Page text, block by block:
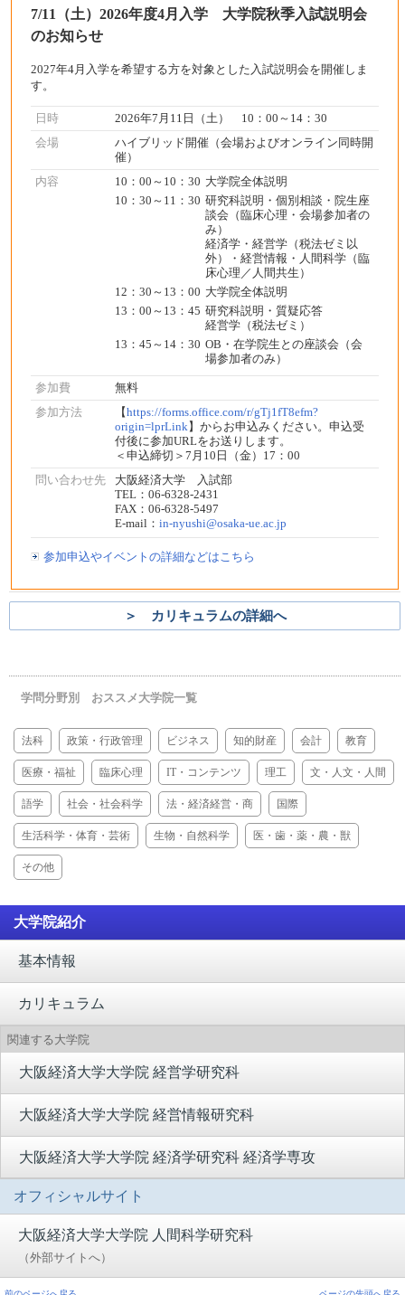
7/11（土）2026年度4月入学 大学院秋季入試説明会
のお知らせ
2027年4月入学を希望する方を対象とした入試説明会を開催しま
す。
日時
2026年7月11日（土） 10：00～14：30
会場
ハイブリッド開催（会場およびオンライン同時開
催）
内容
10：00～10：30 大学院全体説明
10：30～11：30 研究科説明・個別相談・院生座
談会（臨床心理・会場参加者の
み）
経済学・経営学（税法ゼミ以
外）・経営情報・人間科学（臨
床心理／人間共生）
12：30～13：00 大学院全体説明
13：00～13：45 研究科説明・質疑応答
経営学（税法ゼミ）
13：45～14：30 OB・在学院生との座談会（会
場参加者のみ）
参加費
無料
参加方法
【https://forms.office.com/r/gTj1fT8efm?
origin=lprLink】からお申込みください。申込受
付後に参加URLをお送りします。
＜申込締切＞7月10日（金）17：00
問い合わせ先
大阪経済大学 入試部
TEL：06-6328-2431
FAX：06-6328-5497
E-mail： in-nyushi@osaka-ue.ac.jp
参加申込やイベントの詳細などはこちら
＞ カリキュラムの詳細へ
学問分野別 おススメ大学院一覧
法科 政策・行政管理 ビジネス 知的財産 会計 教育
医療・福祉 臨床心理 IT・コンテンツ 理工 文・人文・人間
語学 社会・社会科学 法・経済経営・商 国際
生活科学・体育・芸術 生物・自然科学 医・歯・薬・農・獣
その他
大学院紹介
基本情報
カリキュラム
関連する大学院
大阪経済大学大学院 経営学研究科
大阪経済大学大学院 経営情報研究科
大阪経済大学大学院 経済学研究科 経済学専攻
オフィシャルサイト
大阪経済大学大学院 人間科学研究科
（外部サイトへ）